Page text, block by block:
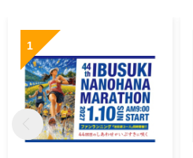
1